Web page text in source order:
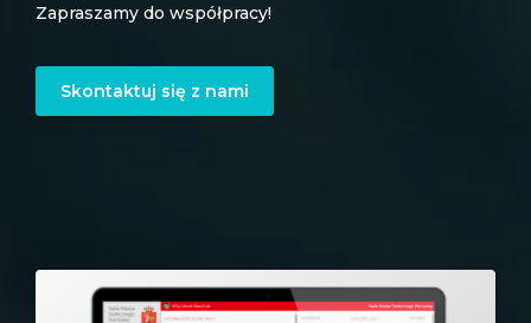
Zapraszamy do współpracy!
Skontaktuj się z nami